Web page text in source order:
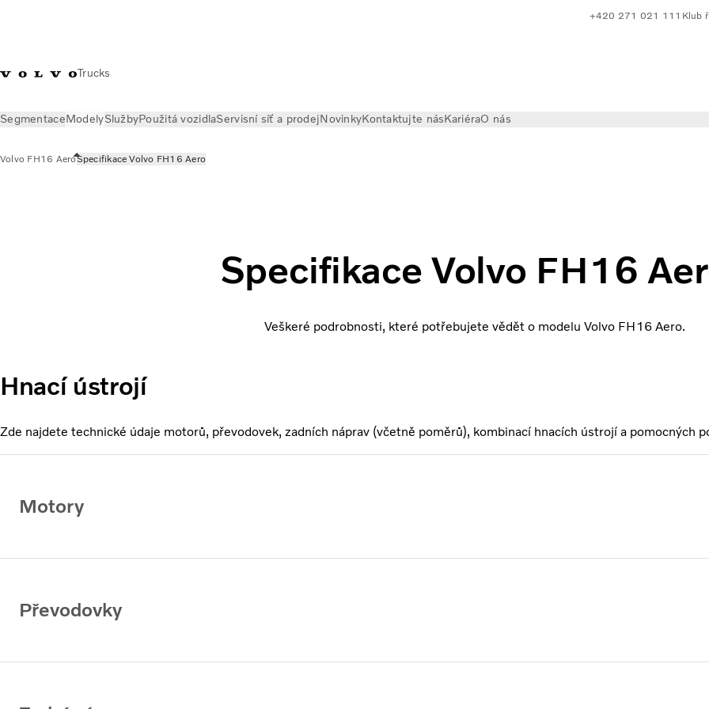
Trucks
+420 271 021 111 Klub
SegmentaceModelySlužbyPoužitá vozidlaServisní síť a prodejNovinkyKontaktujte násKariéraO nás
Volvo FH16 AeroSpecifikace Volvo FH16 Aero
Specifikace Volvo FH16
Veškeré podrobnosti, které potřebujete vědět o modelu Volvo FH16 Aero.
Hnací ústrojí
Zde najdete technické údaje motorů, převodovek, zadních náprav (včetně poměrů), kombinací hnacích ústrojí a pomocných
Motory
Převodovky